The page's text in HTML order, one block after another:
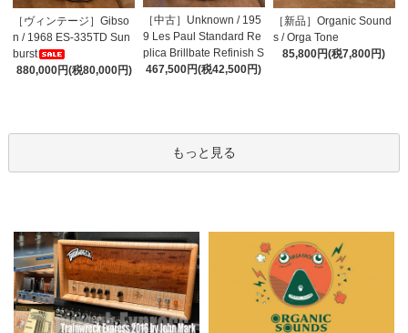
［ヴィンテージ］Gibso
n / 1968 ES-335TD Sun
burst
880,000円(税80,000円)
［中古］Unknown / 195
9 Les Paul Standard Re
plica Brillbate Refinish S
unburst Top
467,500円(税42,500円)
［新品］Organic Sound
s / Orga Tone
85,800円(税7,800円)
もっと見る